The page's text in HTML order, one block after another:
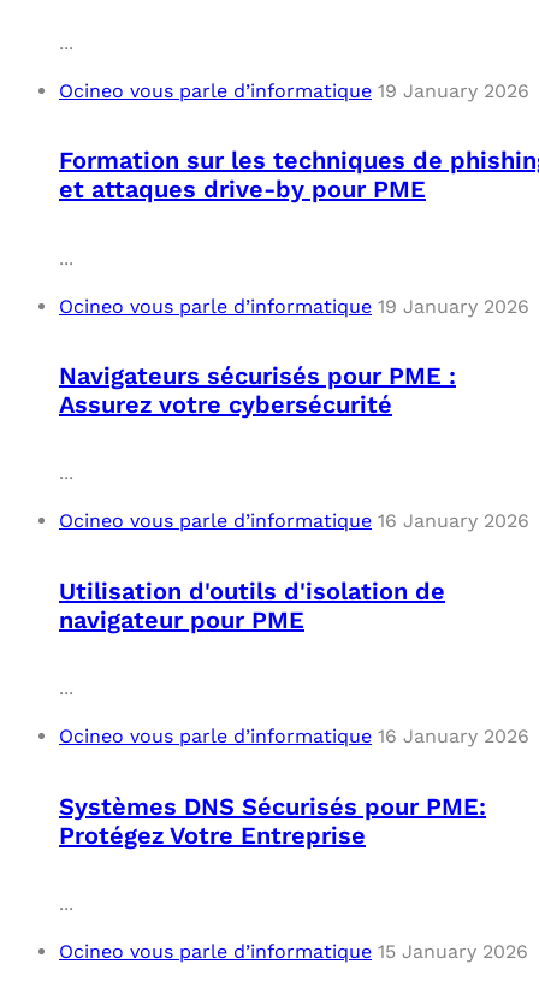
...
Ocineo vous parle d’informatique 19 January 2026
Formation sur les techniques de
et attaques drive-by pour PME
...
Ocineo vous parle d’informatique 19 January 2026
Navigateurs sécurisés pour PME :
Assurez votre cybersécurité
...
Ocineo vous parle d’informatique 16 January 2026
Utilisation d'outils d'isolation de
navigateur pour PME
...
Ocineo vous parle d’informatique 16 January 2026
Systèmes DNS Sécurisés pour PME:
Protégez Votre Entreprise
...
Ocineo vous parle d’informatique 15 January 2026